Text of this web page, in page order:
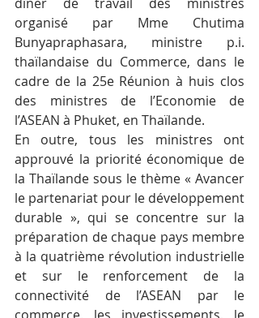
organisé par Mme Chutima
Bunyapraphasara, ministre p.i.
thaïlandaise du Commerce, dans le
cadre de la 25e Réunion à huis clos
des ministres de l’Economie de
l’ASEAN à Phuket, en Thaïlande.
En outre, tous les ministres ont
approuvé la priorité économique de
la Thaïlande sous le thème « Avancer
le partenariat pour le développement
durable », qui se concentre sur la
préparation de chaque pays membre
à la quatrième révolution industrielle
et sur le renforcement de la
connectivité de l’ASEAN par le